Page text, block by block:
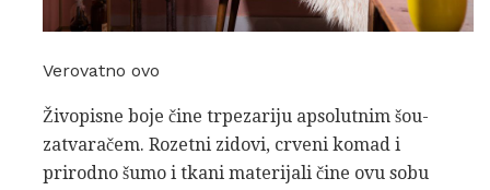
Verovatno ovo
Živopisne boje čine trpezariju apsolutnim šou-
zatvaračem. Rozetni zidovi, crveni komad i
prirodno šumo i tkani materijali čine ovu sobu